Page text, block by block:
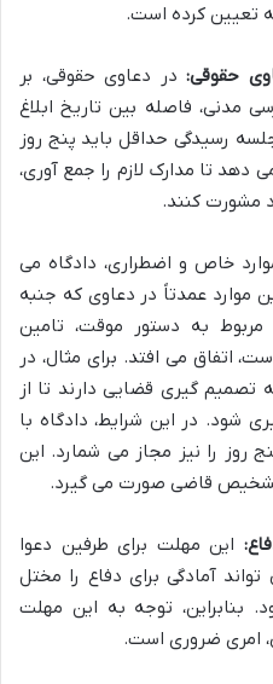
تعیین کرده است.
در دعاوی حقوقی، بر
دادرسی مدنی، فاصله بین تاریخ ابلاغ
رسیدگی حداقل باید پنج روز
دهد تا مدارک لازم را جمع آوری،
مشورت کنند.
خاص و اضطراری، دادگاه می
موارد عمدتاً در دعاوی که جنبه
به دستور موقت، تامین
اتفاق می افتد. برای مثال، در
تصمیم گیری قضایی دارند تا از
شود. در این شرایط، دادگاه با
روز را نیز مجاز می شمارد. این
تشخیص قاضی صورت می گیرد.
این مهلت برای طرفین دعوا
آمادگی برای دفاع را مختل
بنابراین، توجه به این مهلت
امری ضروری است.